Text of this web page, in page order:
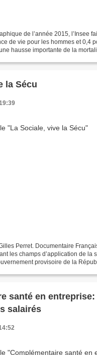
de l’année 2015, l’Insee
de vie pour les hommes et 0,4
hausse importante de la
la Sécu
Perret. Documentaire
les champs d’application de la
provisoire de la
santé en entreprise:
salairés